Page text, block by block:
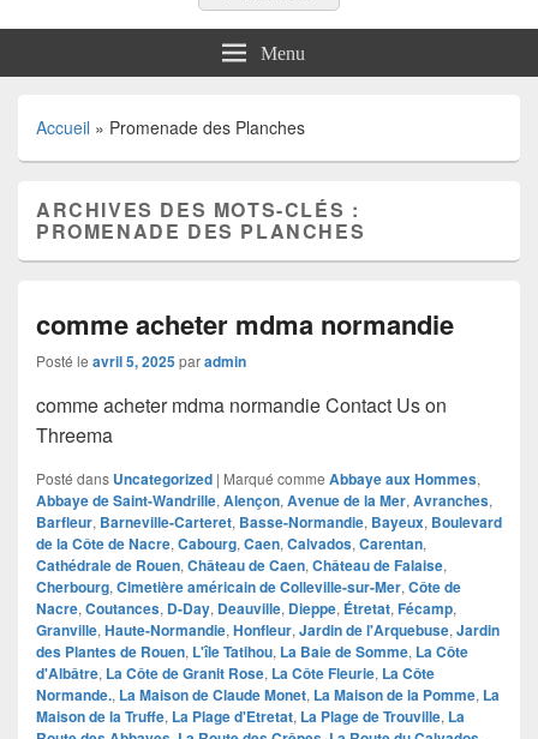
Menu
Accueil » Promenade des Planches
ARCHIVES DES MOTS-CLÉS :
PROMENADE DES PLANCHES
comme acheter mdma normandie
Posté le avril 5, 2025paradmin
comme acheter mdma normandie Contact Us on
Threema
Posté dans Uncategorized | Marqué comme Abbaye aux Hommes,
Abbaye de Saint-Wandrille, Alençon, Avenue de la Mer, Avranches,
Barfleur, Barneville-Carteret, Basse-Normandie, Bayeux, Boulevard
de la Côte de Nacre, Cabourg, Caen, Calvados, Carentan,
Cathédrale de Rouen, Château de Caen, Château de Falaise,
Cherbourg, Cimetière américain de Colleville-sur-Mer, Côte de
Nacre, Coutances, D-Day, Deauville, Dieppe, Étretat, Fécamp,
Granville, Haute-Normandie, Honfleur, Jardin de l'Arquebuse, Jardin
des Plantes de Rouen, L'île Tatihou, La Baie de Somme, La Côte
d'Albâtre, La Côte de Granit Rose, La Côte Fleurie, La Côte
Normande., La Maison de Claude Monet, La Maison de la Pomme, La
Maison de la Truffe, La Plage d'Etretat, La Plage de Trouville, La